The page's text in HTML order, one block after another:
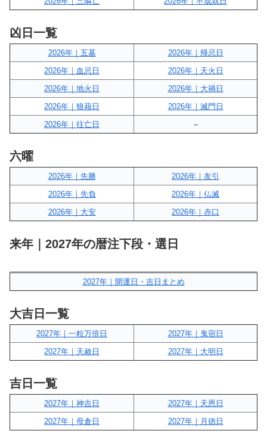
凶日一覧
2026年｜五墓
2026年｜帰忌日
2026年｜血忌日
2026年｜天火日
2026年｜地火日
2026年｜大禍日
2026年｜狼藉日
2026年｜滅門日
2026年｜往亡日
–
六曜
2026年｜先勝
2026年｜友引
2026年｜先負
2026年｜仏滅
2026年｜大安
2026年｜赤口
来年｜2027年の暦注下段・選日
2027年｜開運日・吉日まとめ
大吉日一覧
2027年｜一粒万倍日
2027年｜鬼宿日
2027年｜天赦日
2027年｜大明日
吉日一覧
2027年｜神吉日
2027年｜天恩日
2027年｜母倉日
2027年｜月徳日